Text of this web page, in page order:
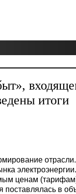
итоги
ценам
поставлялась в